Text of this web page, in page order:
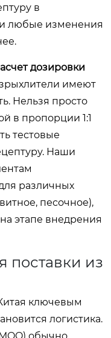
в
любые изменения
дозировки
имеют
Нельзя просто
в пропорции 1:1
тестовые
Наши
различных
песочное),
этапе внедрения
поставки из
ключевым
логистика.
обычно